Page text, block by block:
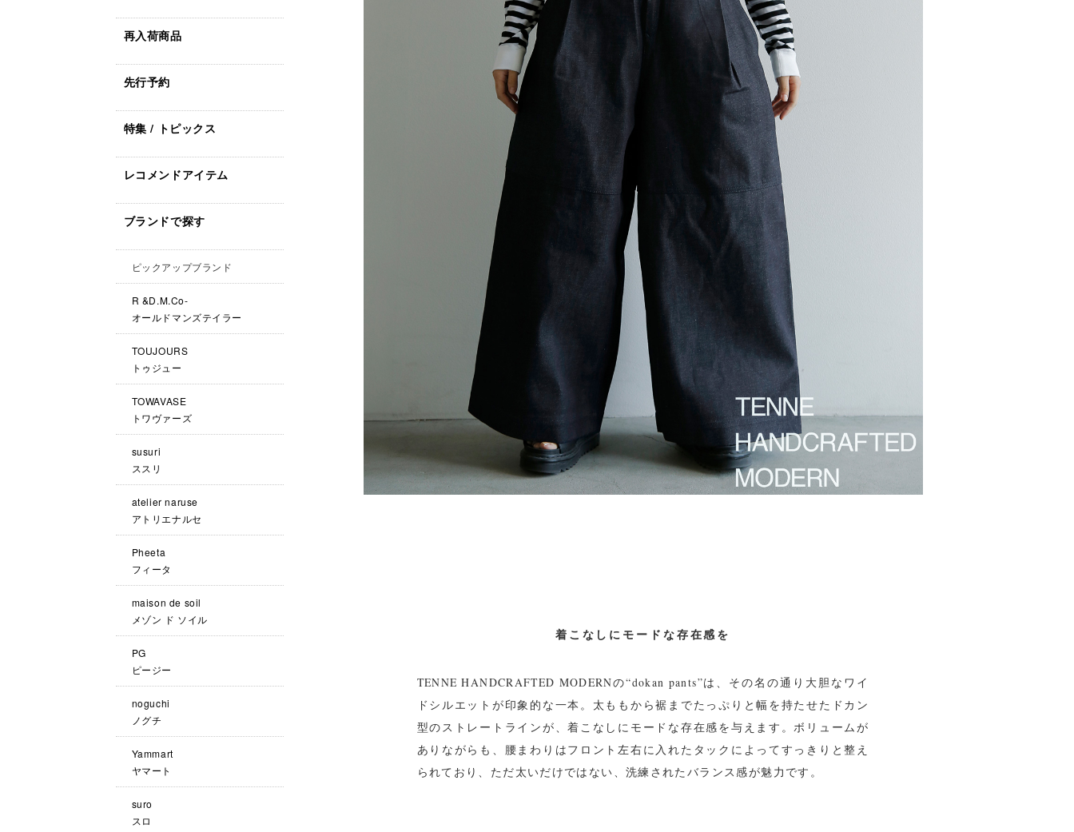
再入荷商品
先行予約
特集 / トピックス
レコメンドアイテム
ブランドで探す
ピックアップブランド
R &D.M.Co-
オールドマンズテイラー
TOUJOURS
トゥジュー
TOWAVASE
トワヴァーズ
susuri
ススリ
atelier naruse
アトリエナルセ
Pheeta
フィータ
maison de soil
メゾン ド ソイル
PG
ピージー
noguchi
ノグチ
Yammart
ヤマート
suro
スロ
着こなしにモードな存在感を
TENNE HANDCRAFTED MODERNの“dokan pants”は、その名の通り大胆なワイ
ドシルエットが印象的な一本。太ももから裾までたっぷりと幅を持たせたドカン
型のストレートラインが、着こなしにモードな存在感を与えます。ボリュームが
ありながらも、腰まわりはフロント左右に入れたタックによってすっきりと整え
られており、ただ太いだけではない、洗練されたバランス感が魅力です。